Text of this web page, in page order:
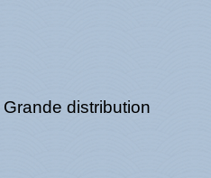
distribution